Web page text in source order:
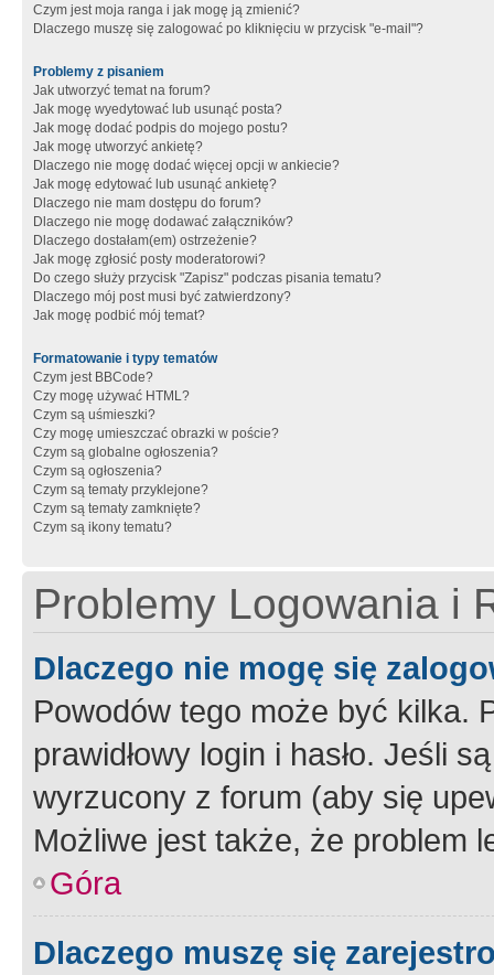
Czym jest moja ranga i jak mogę ją zmienić?
Dlaczego muszę się zalogować po kliknięciu w przycisk "e-mail"?
Problemy z pisaniem
Jak utworzyć temat na forum?
Jak mogę wyedytować lub usunąć posta?
Jak mogę dodać podpis do mojego postu?
Jak mogę utworzyć ankietę?
Dlaczego nie mogę dodać więcej opcji w ankiecie?
Jak mogę edytować lub usunąć ankietę?
Dlaczego nie mam dostępu do forum?
Dlaczego nie mogę dodawać załączników?
Dlaczego dostałam(em) ostrzeżenie?
Jak mogę zgłosić posty moderatorowi?
Do czego służy przycisk "Zapisz" podczas pisania tematu?
Dlaczego mój post musi być zatwierdzony?
Jak mogę podbić mój temat?
Formatowanie i typy tematów
Czym jest BBCode?
Czy mogę używać HTML?
Czym są uśmieszki?
Czy mogę umieszczać obrazki w poście?
Czym są globalne ogłoszenia?
Czym są ogłoszenia?
Czym są tematy przyklejone?
Czym są tematy zamknięte?
Czym są ikony tematu?
Problemy Logowania i
Dlaczego nie mogę się
Powodów tego może być kilka.
prawidłowy login i hasło. Jeśli
wyrzucony z forum (aby się
Możliwe jest także, że problem
Góra
Dlaczego muszę się